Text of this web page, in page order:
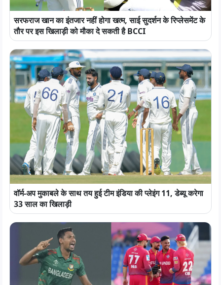
सरफराज खान का इंतजार नहीं होगा खत्म, साई सुदर्शन के रिप्लेसमेंट के
तौर पर इस खिलाड़ी को मौका दे सकती है BCCI
वॉर्म-अप मुकाबले के साथ तय हुई टीम इंडिया की प्लेइंग 11, डेब्यू करेगा
33 साल का खिलाड़ी